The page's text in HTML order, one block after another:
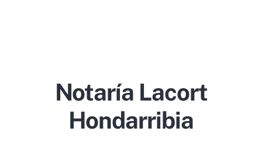
Notaría Lacort
Hondarribia